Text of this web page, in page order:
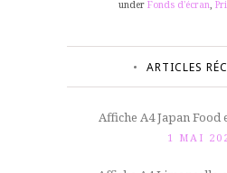
under Fonds d'écran
ARTICLES
Affiche A4 Japan
1 MAI